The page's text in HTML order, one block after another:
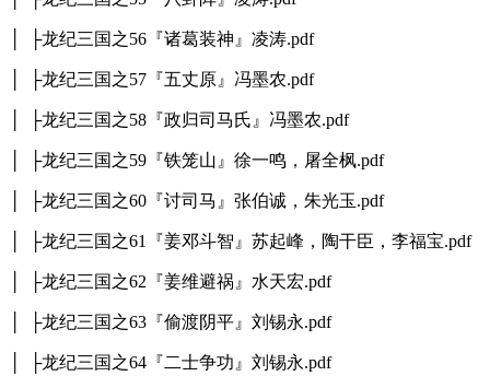
│ ├龙纪三国之56『诸葛装神』凌涛.pdf
│ ├龙纪三国之57『五丈原』冯墨农.pdf
│ ├龙纪三国之58『政归司马氏』冯墨农.pdf
│ ├龙纪三国之59『铁笼山』徐一鸣，屠全枫.pdf
│ ├龙纪三国之60『讨司马』张伯诚，朱光玉.pdf
│ ├龙纪三国之61『姜邓斗智』苏起峰，陶干臣，李福宝.pdf
│ ├龙纪三国之62『姜维避祸』水天宏.pdf
│ ├龙纪三国之63『偷渡阴平』刘锡永.pdf
│ ├龙纪三国之64『二士争功』刘锡永.pdf